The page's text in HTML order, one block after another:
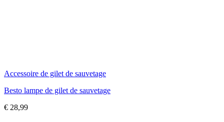
Accessoire de gilet de sauvetage
Besto lampe de gilet de sauvetage
€ 28,99